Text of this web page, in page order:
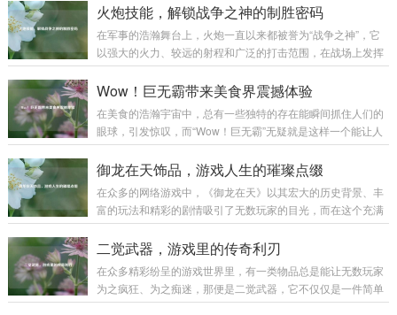
3盒子的使用方法。 下载与安装 你需要前往剑网3盒子的官方
网站，在搜索引擎中输入“剑网3盒子”，认准官方标识的网站进
入，在官网首页，通常会有醒目的“下载”按钮，点击后选择适
合你系统的版本进行下载，下载完成后，找到安装包文件，双
安装在系统盘，以免影响电脑性能...
火炮技能，解锁战争之神的制胜密码
在军事的浩瀚舞台上，火炮一直以来都被誉为“战争之神”，它
以强大的火力、较远的射程和广泛的打击范围，在战场上发挥
着举足轻重的作用，而火炮技能，则是让这尊“战争之神”真正
展现威力的制胜密码。 火炮技能涵盖了多个方面，从最基础的
操作技能到复杂的战术运用,每一个环节都决定着火炮在战场上
能否发挥出最大效能。 操作技能是火炮技能的基石，一名合格
的火炮手，首先要熟练掌握火炮的装填、瞄准和发射等基本操
装填方式和要求，装填的速度和准确性...
Wow！巨无霸带来美食界震撼体验
在美食的浩瀚宇宙中，总有一些独特的存在能瞬间抓住人们的
眼球，引发惊叹，而“Wow！巨无霸”无疑就是这样一个能让人
发出由衷赞叹的美食奇迹。 “Wow！巨无霸”，单是这个名字就
充满了魔力。“Wow”代表着惊叹、震撼，而“巨无霸”则明确了
它的体量与霸气，当它第一次出现在人们的视野中时，那种视
觉上的冲击感就如同看到一座美食小山般，让人忍不住脱口而
出“Wow”。 从外观来看，“Wow！巨无霸”拥有令人咋舌的尺
一座小山丘，那金黄酥...
御龙在天饰品，游戏人生的璀璨点缀
在众多的网络游戏中，《御龙在天》以其宏大的历史背景、丰
富的玩法和精彩的剧情吸引了无数玩家的目光，而在这个充满
热血与激情的游戏世界里，御龙在天饰品宛如一颗颗璀璨的明
珠,为玩家们的游戏体验增添了别样的光彩。 御龙在天饰品不仅
仅是一种装饰，更是实力与身份的象征，从最初级的简单饰品
到高级的珍稀饰品，每一件都承载着玩家的心血与努力，当玩
家初入游戏，那些基础的饰品或许只能提供一些微不足道的属
二觉武器，游戏里的传奇利刃
在众多精彩纷呈的游戏世界里，有一类物品总是能让无数玩家
为之疯狂、为之痴迷，那便是二觉武器，它不仅仅是一件简单
的装备，更是玩家们在游戏征程中的荣耀象征,是实力的具象化